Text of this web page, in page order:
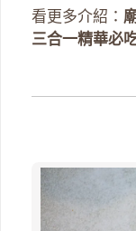
看更多介紹：
三合一精華必